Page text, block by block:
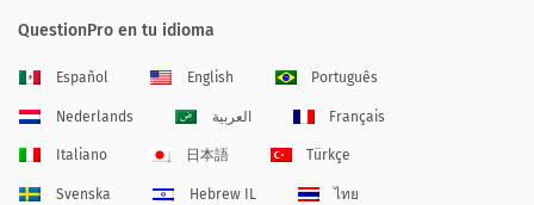
QuestionPro en tu idioma
Español English Português
Nederlands العربية Français
Italiano 日本語 Türkçe
Svenska Hebrew IL ไทย